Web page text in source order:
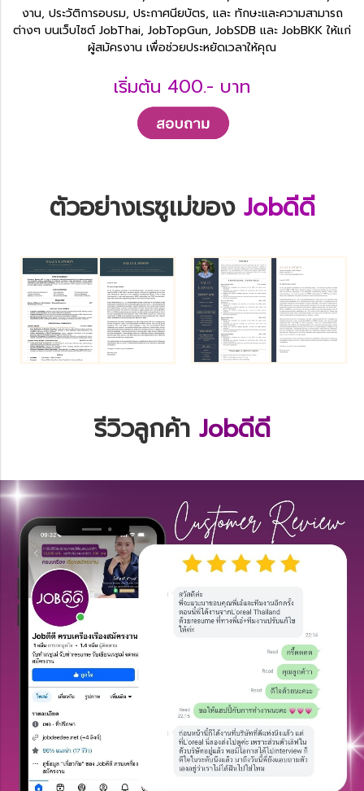
งาน, ประวัติการอบรม, ประกาศนียบัตร, และ ทักษะและความสามารถ
ต่างๆ บนเว็บไซต์ JobThai, JobTopGun, JobSDB และ JobBKK ให้แก่
ผู้สมัครงาน เพื่อช่วยประหยัดเวลาให้คุณ
เริ่มต้น 400.- บาท
ตัวอย่างเรซูเม่ของ Jobดีดี
รีวิวลูกค้า Jobดีดี